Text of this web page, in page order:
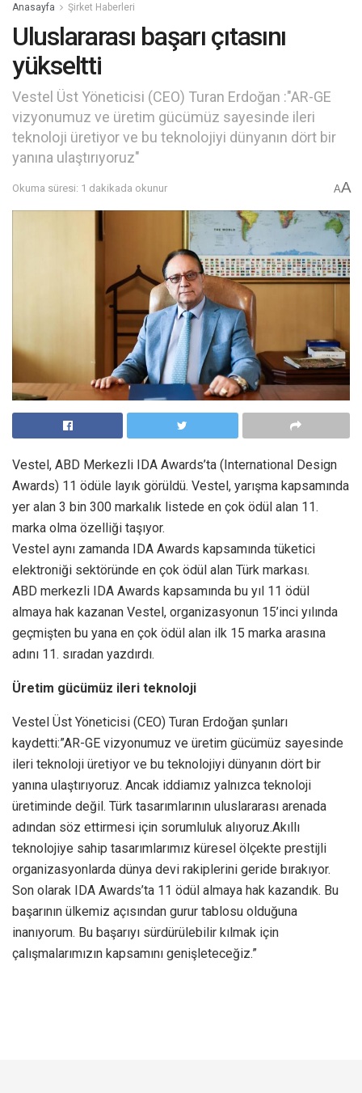
Anasayfa Şirket Haberleri
Uluslararası başarı çıtasını
yükseltti
Vestel Üst Yöneticisi (CEO) Turan Erdoğan :"AR-GE
vizyonumuz ve üretim gücümüz sayesinde ileri
teknoloji üretiyor ve bu teknolojiyi dünyanın dört bir
yanına ulaştırıyoruz"
Okuma süresi: 1 dakikada okunur AA
Vestel, ABD Merkezli IDA Awards’ta (International Design
Awards) 11 ödüle layık görüldü. Vestel, yarışma kapsamında
yer alan 3 bin 300 markalık listede en çok ödül alan 11.
marka olma özelliği taşıyor.
Vestel aynı zamanda IDA Awards kapsamında tüketici
elektroniği sektöründe en çok ödül alan Türk markası.
ABD merkezli IDA Awards kapsamında bu yıl 11 ödül
almaya hak kazanan Vestel, organizasyonun 15’inci yılında
geçmişten bu yana en çok ödül alan ilk 15 marka arasına
adını 11. sıradan yazdırdı.
Üretim gücümüz ileri teknoloji
Vestel Üst Yöneticisi (CEO) Turan Erdoğan şunları
kaydetti:”AR-GE vizyonumuz ve üretim gücümüz sayesinde
ileri teknoloji üretiyor ve bu teknolojiyi dünyanın dört bir
yanına ulaştırıyoruz. Ancak iddiamız yalnızca teknoloji
üretiminde değil. Türk tasarımlarının uluslararası arenada
adından söz ettirmesi için sorumluluk alıyoruz.Akıllı
teknolojiye sahip tasarımlarımız küresel ölçekte prestijli
organizasyonlarda dünya devi rakiplerini geride bırakıyor.
Son olarak IDA Awards’ta 11 ödül almaya hak kazandık. Bu
başarının ülkemiz açısından gurur tablosu olduğuna
inanıyorum. Bu başarıyı sürdürülebilir kılmak için
çalışmalarımızın kapsamını genişleteceğiz.”